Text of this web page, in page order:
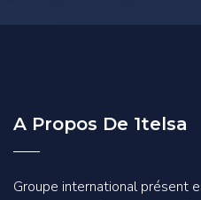
A Propos De 1telsa
Groupe international présent